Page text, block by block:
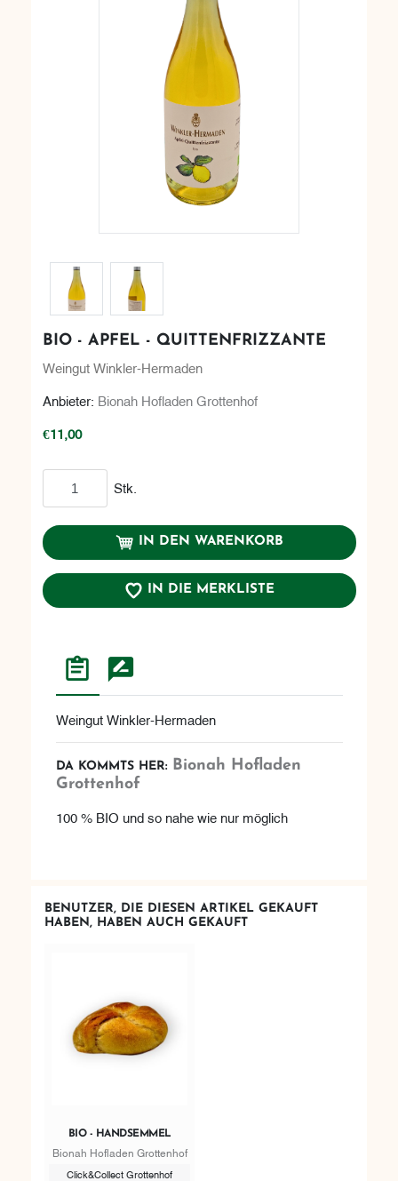
BIO - APFEL - QUITTENFRIZZANTE
Weingut Winkler-Hermaden
Anbieter: Bionah Hofladen Grottenhof
€11,00
Stk.
IN DEN WARENKORB
IN DIE MERKLISTE
Weingut Winkler-Hermaden
DA KOMMTS HER: Bionah Hofladen
Grottenhof
100 % BIO und so nahe wie nur möglich
BENUTZER, DIE DIESEN ARTIKEL GEKAUFT
HABEN, HABEN AUCH GEKAUFT
BIO - HANDSEMMEL
Bionah Hofladen Grottenhof
Click&Collect Grottenhof